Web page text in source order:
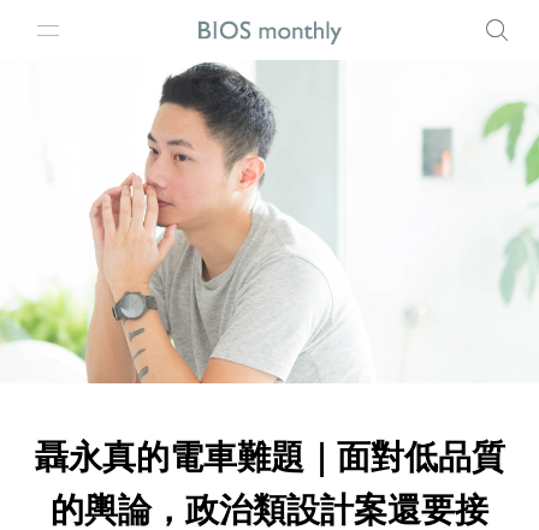
聶永真的電車難題｜面對低品質
的輿論，政治類設計案還要接